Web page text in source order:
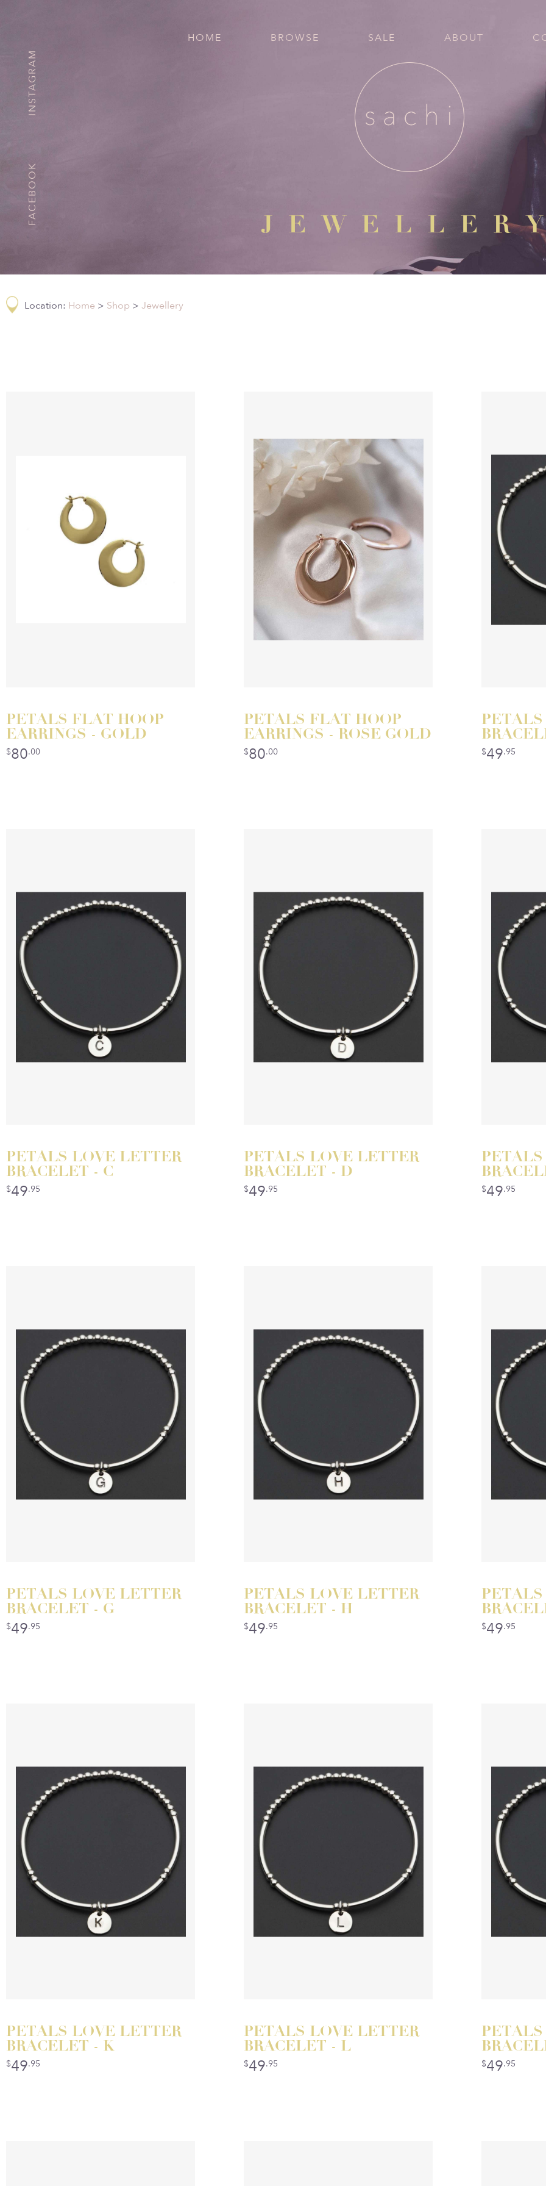
HOME BROWSE SALE ABOUT
FACEBOOK
INSTAGRAM
Location: Home > Shop > Jewellery
PETALS FLAT HOOP
EARRINGS - GOLD
$80.00
PETALS FLAT HOOP
EARRINGS - ROSE GOLD
$80.00 $49.95
PETALS LOVE LETTER
BRACELET - C
$49.95
PETALS LOVE LETTER
BRACELET - D
$49.95 $49.95
PETALS LOVE LETTER
BRACELET - G
$49.95
PETALS LOVE LETTER
BRACELET - H
$49.95 $49.95
PETALS LOVE LETTER
BRACELET - K
$49.95
PETALS LOVE LETTER
BRACELET - L
$49.95 $49.95